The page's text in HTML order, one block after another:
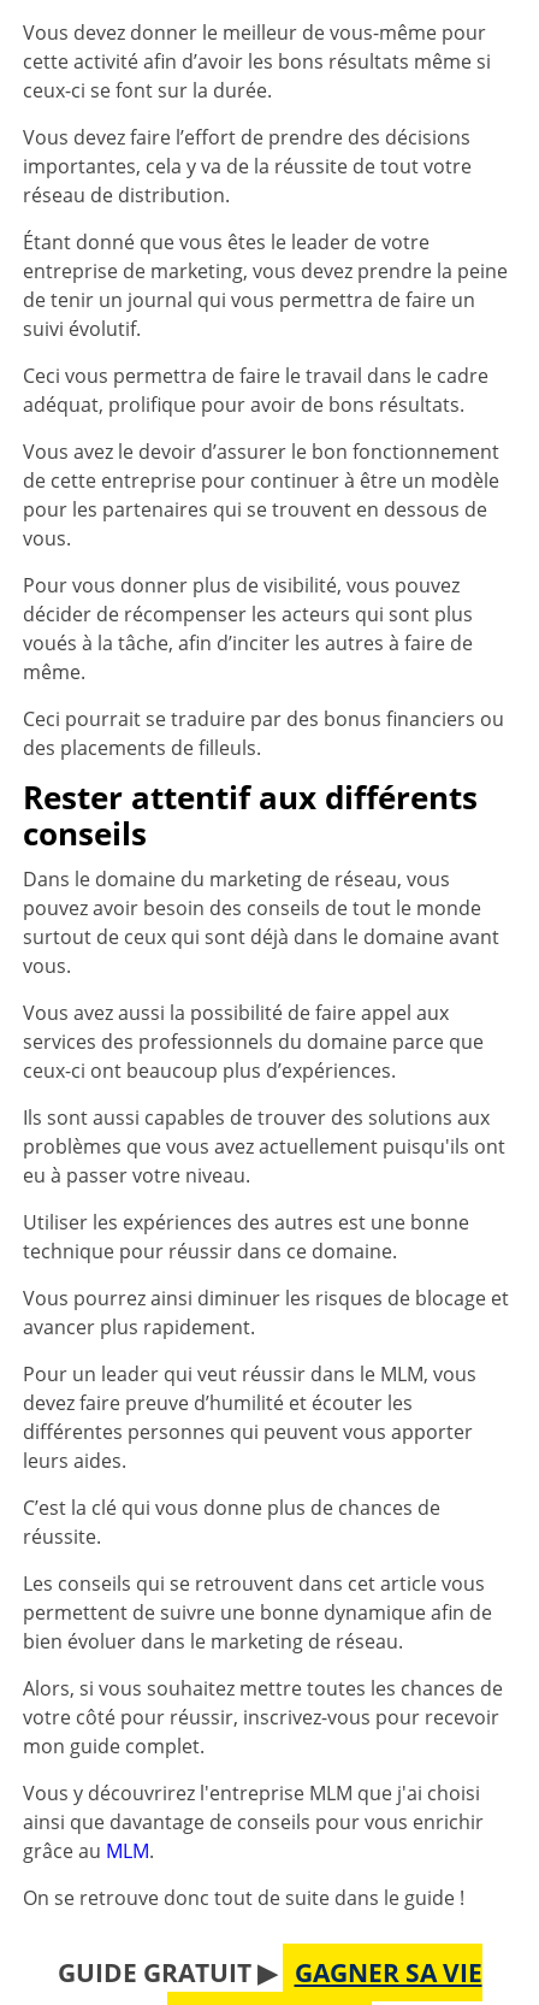
Vous devez donner le meilleur de vous-même pour
cette activité afin d’avoir les bons résultats même si
ceux-ci se font sur la durée.
Vous devez faire l’effort de prendre des décisions
importantes, cela y va de la réussite de tout votre
réseau de distribution.
Étant donné que vous êtes le leader de votre
entreprise de marketing, vous devez prendre la peine
de tenir un journal qui vous permettra de faire un
suivi évolutif.
Ceci vous permettra de faire le travail dans le cadre
adéquat, prolifique pour avoir de bons résultats.
Vous avez le devoir d’assurer le bon fonctionnement
de cette entreprise pour continuer à être un modèle
pour les partenaires qui se trouvent en dessous de
vous.
Pour vous donner plus de visibilité, vous pouvez
décider de récompenser les acteurs qui sont plus
voués à la tâche, afin d’inciter les autres à faire de
même.
Ceci pourrait se traduire par des bonus financiers ou
des placements de filleuls.
Rester attentif aux différents
conseils
Dans le domaine du marketing de réseau, vous
pouvez avoir besoin des conseils de tout le monde
surtout de ceux qui sont déjà dans le domaine avant
vous.
Vous avez aussi la possibilité de faire appel aux
services des professionnels du domaine parce que
ceux-ci ont beaucoup plus d’expériences.
Ils sont aussi capables de trouver des solutions aux
problèmes que vous avez actuellement puisqu'ils ont
eu à passer votre niveau.
Utiliser les expériences des autres est une bonne
technique pour réussir dans ce domaine.
Vous pourrez ainsi diminuer les risques de blocage et
avancer plus rapidement.
Pour un leader qui veut réussir dans le MLM, vous
devez faire preuve d’humilité et écouter les
différentes personnes qui peuvent vous apporter
leurs aides.
C’est la clé qui vous donne plus de chances de
réussite.
Les conseils qui se retrouvent dans cet article vous
permettent de suivre une bonne dynamique afin de
bien évoluer dans le marketing de réseau.
Alors, si vous souhaitez mettre toutes les chances de
votre côté pour réussir, inscrivez-vous pour recevoir
mon guide complet.
Vous y découvrirez l'entreprise MLM que j'ai choisi
ainsi que davantage de conseils pour vous enrichir
grâce au MLM.
On se retrouve donc tout de suite dans le guide !
GUIDE GRATUIT ▶ GAGNER SA VIE